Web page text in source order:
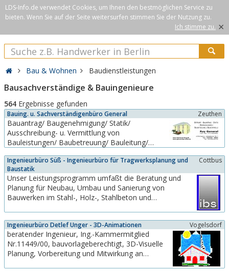
LDS-Info.de verwendet Cookies, um Ihnen den bestmöglichen Service zu
bieten. Wenn Sie auf der Seite weitersurfen stimmen Sie der Nutzung zu.
Ich stimme zu. ×
Bau & Wohnen Baudienstleistungen
Bausachverständige & Bauingenieure
564 Ergebnisse gefunden
Bauing. u. Sachverständigenbüro General Zeuthen
Bauantrag/ Baugenehmigung/ Statik/
Ausschreibung- u. Vermittlung von
Bauleistungen/ Baubetreuung/ Bauleitung/
Baumängeln- u. Schäden im Hochbau.
Ingenieurbüro Süß - Ingenieurbüro für Tragwerksplanung und
Baustatik
Cottbus
Unser Leistungsprogramm umfaßt die Beratung und
Planung für Neubau, Umbau und Sanierung von
Bauwerken im Stahl-, Holz-, Stahlbeton und
Plattenbauweisen.Umbauplanung von
Funktionsgebäuden im laufenden Betrieb,
Sanierungsplanung von...
Ingenieurbüro Detlef Unger - 3D-Animationen Vogelsdorf
beratender Ingenieur, Ing.-Kammermitglied
Nr.11449/00, bauvorlageberechtigt, 3D-Visuelle
Planung, Vorbereitung und Mitwirkung an